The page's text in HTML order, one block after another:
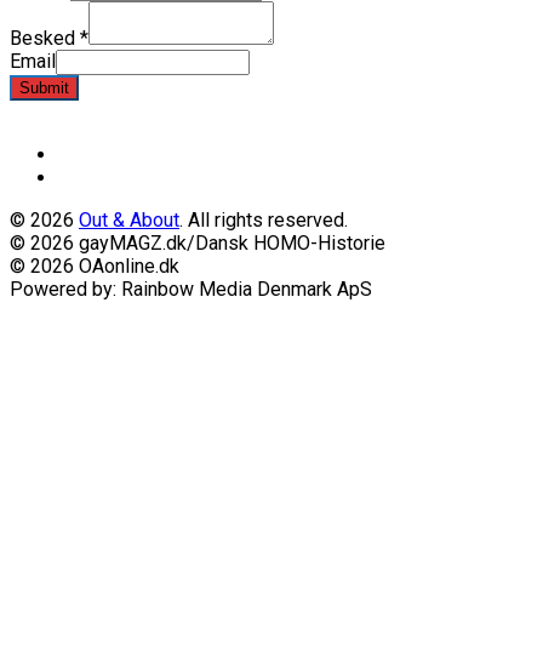
Besked *
Email
Submit
© 2026 Out & About. All rights reserved.
© 2026 gayMAGZ.dk/Dansk HOMO-Historie
© 2026 OAonline.dk
Powered by: Rainbow Media Denmark ApS